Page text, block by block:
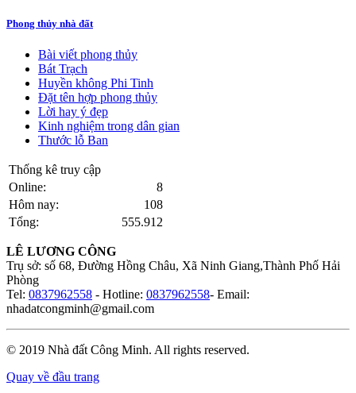
Phong thủy nhà đất
Bài viết phong thủy
Bát Trạch
Huyền không Phi Tinh
Đặt tên hợp phong thủy
Lời hay ý đẹp
Kinh nghiệm trong dân gian
Thước lỗ Ban
Thống kê truy cập
Online:
8
Hôm nay:
108
Tổng:
555.912
LÊ LƯƠNG CÔNG
Trụ sở: số 68, Đường Hồng Châu, Xã Ninh Giang,Thành Phố Hải
Phòng
Tel: 0837962558 - Hotline: 0837962558- Email:
nhadatcongminh@gmail.com
© 2019 Nhà đất Công Minh. All rights reserved.
Quay về đầu trang